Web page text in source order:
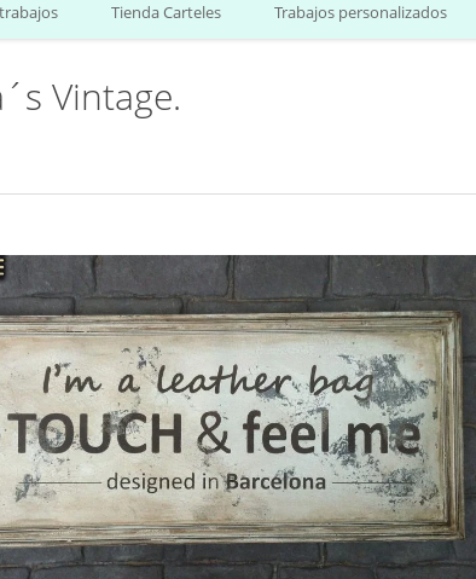
Tienda Carteles Trabajos personalizados
Vintage.